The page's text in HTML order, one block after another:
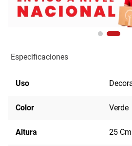
Especificaciones
Uso
Color Verde
Altura 25 Cm